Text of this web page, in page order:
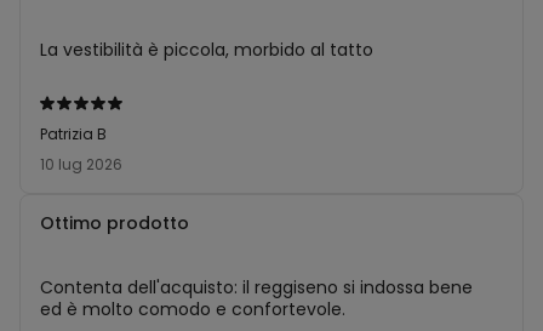
Valutato
5
su
10 lug 2026
Patrizia B
La vestibilità è piccola, morbido al tatto
Ottimo prodotto
Contenta dell'acquisto: il reggiseno si indossa bene
ed è molto comodo e confortevole.